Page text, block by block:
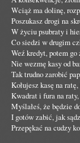
Wciąż ma dolinę,
Poszukasz drogi na
W życiu psubraty i
Co siedzi w drugim
Weź kredyt, potem go
Nie wezmę kasy od
Tak trudno zarobić
Kołujesz kasę na
Kwadrat i fura na
Myślałeś, że będzie
I gotów zabić, jak
Przepękać na cudzy